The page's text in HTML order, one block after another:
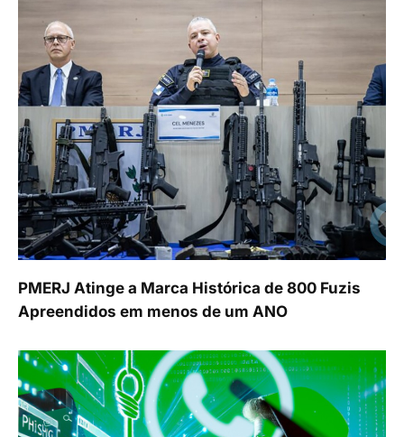
PMERJ Atinge a Marca Histórica de 800 Fuzis
Apreendidos em menos de um ANO